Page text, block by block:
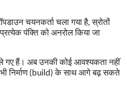
चयनकर्ता चला गया है, स्रोतों
पंक्ति को अनरोल किया जा
गए हैं। अब उनकी कोई आवश्यकता नहीं
निर्माण (build) के साथ आगे बढ़ सकते